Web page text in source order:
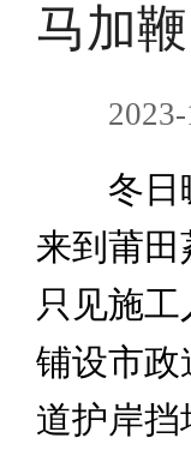
马加鞭
冬日暖
来到莆
只见施
铺设市政
道护岸